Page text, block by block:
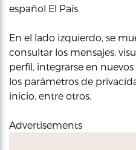
español El País.
En el lado izquierdo, se
consultar los mensajes,
perfil, integrarse en
los parámetros de
inicio, entre otros.
Advertisements